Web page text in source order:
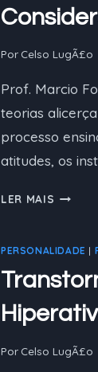
Por Celso LugÃ£o
Prof. Marcio
teorias
processo
atitudes, os
LER MAIS
DE
PERSONALIDADE |
Por Celso LugÃ£o